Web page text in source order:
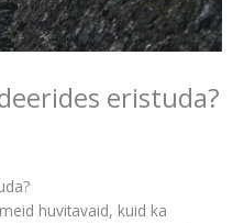
eristuda?
huvitavaid, kuid ka